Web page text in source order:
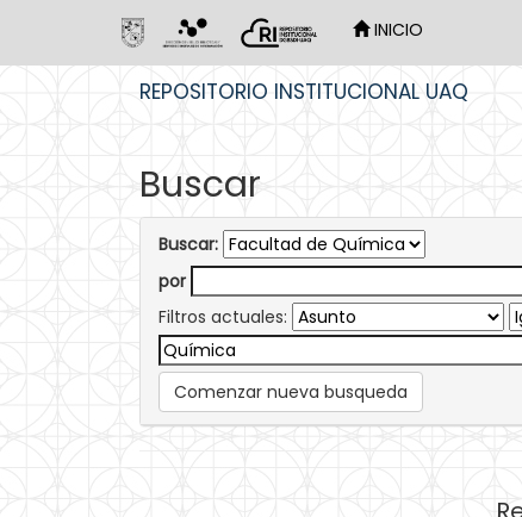
INICIO
REPOSITORIO INSTITUCIONAL UAQ
Buscar
Buscar:
por
Filtros actuales:
Comenzar nueva busqueda